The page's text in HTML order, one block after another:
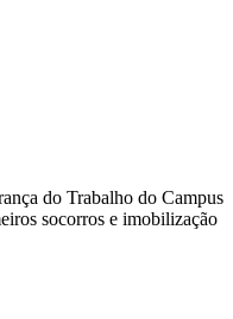
do Trabalho do Campus
socorros e imobilização